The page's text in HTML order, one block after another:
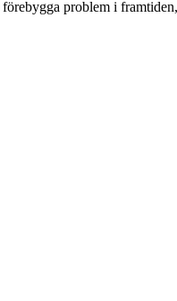
problem i